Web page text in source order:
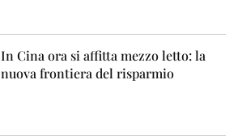
In Cina ora si affitta mezzo letto: la
nuova frontiera del risparmio